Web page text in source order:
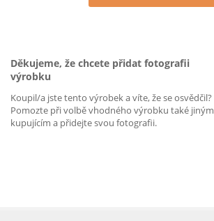
Děkujeme, že chcete přidat fotografii
výrobku
Koupil/a jste tento výrobek a víte, že se osvědčil?
Pomozte při volbě vhodného výrobku také jiným
kupujícím a přidejte svou fotografii.